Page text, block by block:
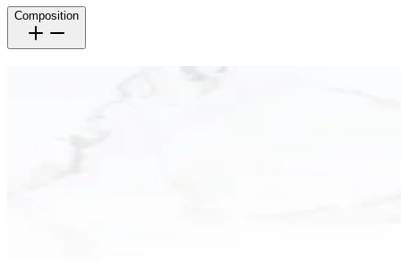
Composition